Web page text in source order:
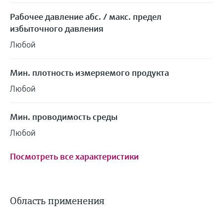
Рабочее давление абс. / макс. предел
избыточного давления
Любой
Мин. плотность измеряемого продукта
Любой
Мин. проводимость среды
Любой
Посмотреть все характеристики
Область применения